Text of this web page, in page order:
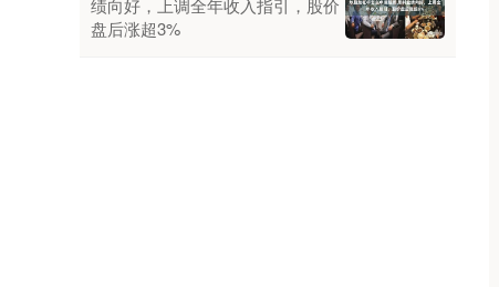
绩向好，上调全年收入指引，股价
盘后涨超3%